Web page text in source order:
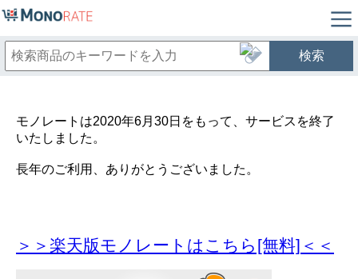
検索
モノレートは2020年6月30日をもって、サービスを終了
いたしました。
長年のご利用、ありがとうございました。
＞＞楽天版モノレートはこちら[無料]＜＜